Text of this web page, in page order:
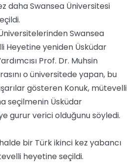
daha Swansea Üniversitesi
Swansea
Heyetine yeniden Üsküdar
Prof. Dr. Muhsin
o üniversitede yapan, bu
gösteren Konuk, mütevelli
seçilmenin Üsküdar
gurur verici olduğunu söyledi.
bir Türk ikinci kez yabancı
heyetine seçildi.